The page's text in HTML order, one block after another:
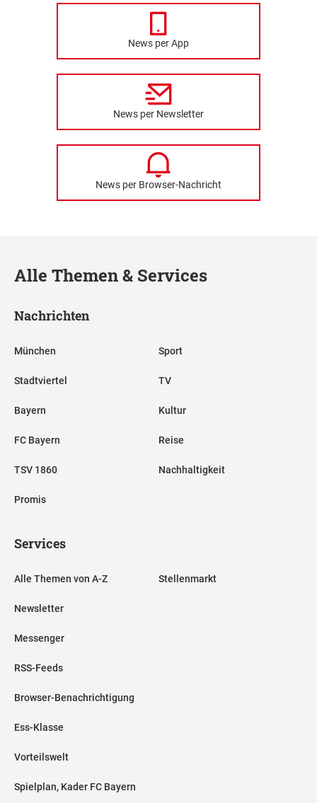
News per App
News per Newsletter
News per Browser-Nachricht
Alle Themen & Services
Nachrichten
München
Stadtviertel
Bayern
FC Bayern
TSV 1860
Promis
Sport
TV
Kultur
Reise
Nachhaltigkeit
Services
Alle Themen von A-Z
Newsletter
Messenger
RSS-Feeds
Browser-Benachrichtigung
Ess-Klasse
Vorteilswelt
Spielplan, Kader FC Bayern
Stellenmarkt